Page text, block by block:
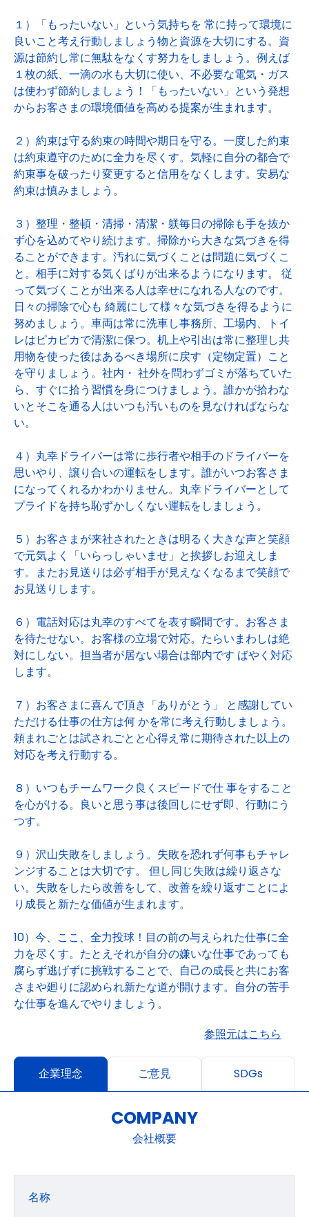
１）「もったいない」という気持ちを 常に持って環境に
良いこと考え行動しましょう物と資源を大切にする。資
源は節約し常に無駄をなくす努力をしましょう。例えば
１枚の紙、一滴の水も大切に使い、不必要な電気・ガス
は使わず節約しましょう！「もったいない」という発想
からお客さまの環境価値を高める提案が生まれます。
２）約束は守る約束の時間や期日を守る。一度した約束
は約束遵守のために全力を尽くす。気軽に自分の都合で
約束事を破ったり変更すると信用をなくします。安易な
約束は慎みましょう。
３）整理・整頓・清掃・清潔・躾毎日の掃除も手を抜か
ず心を込めてやり続けます。掃除から大きな気づきを得
ることができます。汚れに気づくことは問題に気づくこ
と。相手に対する気くばりが出来るようになります。 従
って気づくことが出来る人は幸せになれる人なのです。
日々の掃除で心も 綺麗にして様々な気づきを得るように
努めましょう。車両は常に洗車し事務所、工場内、トイ
レはピカピカで清潔に保つ。机上や引出は常に整理し共
用物を使った後はあるべき場所に戻す（定物定置）こと
を守りましょう。社内・ 社外を問わずゴミが落ちていた
ら、すぐに拾う習慣を身につけましょう。誰かが拾わな
いとそこを通る人はいつも汚いものを見なければならな
い。
４）丸幸ドライバーは常に歩行者や相手のドライバーを
思いやり、譲り合いの運転をします。誰がいつお客さま
になってくれるかわかりません。丸幸ドライバーとして
プライドを持ち恥ずかしくない運転をしましょう。
５）お客さまが来社されたときは明るく大きな声と笑顔
で元気よく「いらっしゃいませ」と挨拶しお迎えしま
す。またお見送りは必ず相手が見えなくなるまで笑顔で
お見送りします。
６）電話対応は丸幸のすべてを表す瞬間です。お客さま
を待たせない。お客様の立場で対応。たらいまわしは絶
対にしない。担当者が居ない場合は部内です ばやく対応
します。
７）お客さまに喜んで頂き「ありがとう」 と感謝してい
ただける仕事の仕方は何 かを常に考え行動しましょう。
頼まれごとは試されごとと心得え常に期待された以上の
対応を考え行動する。
８）いつもチームワーク良くスピードで仕 事をすること
を心がける。良いと思う事は後回しにせず即、行動にう
つす。
９）沢山失敗をしましょう。失敗を恐れず何事もチャレ
ンジすることは大切です。 但し同じ失敗は繰り返さな
い。失敗をしたら改善をして、改善を繰り返すことによ
り成長と新たな価値が生まれます。
10）今、ここ、全力投球！目の前の与えられた仕事に全
力を尽くす。たとえそれが自分の嫌いな仕事であっても
腐らず逃げずに挑戦することで、自己の成長と共にお客
さまや廻りに認められ新たな道が開けます。自分の苦手
な仕事を進んでやりましょう。
参照元はこちら
企業理念 ご意見 SDGs
COMPANY
会社概要
名称